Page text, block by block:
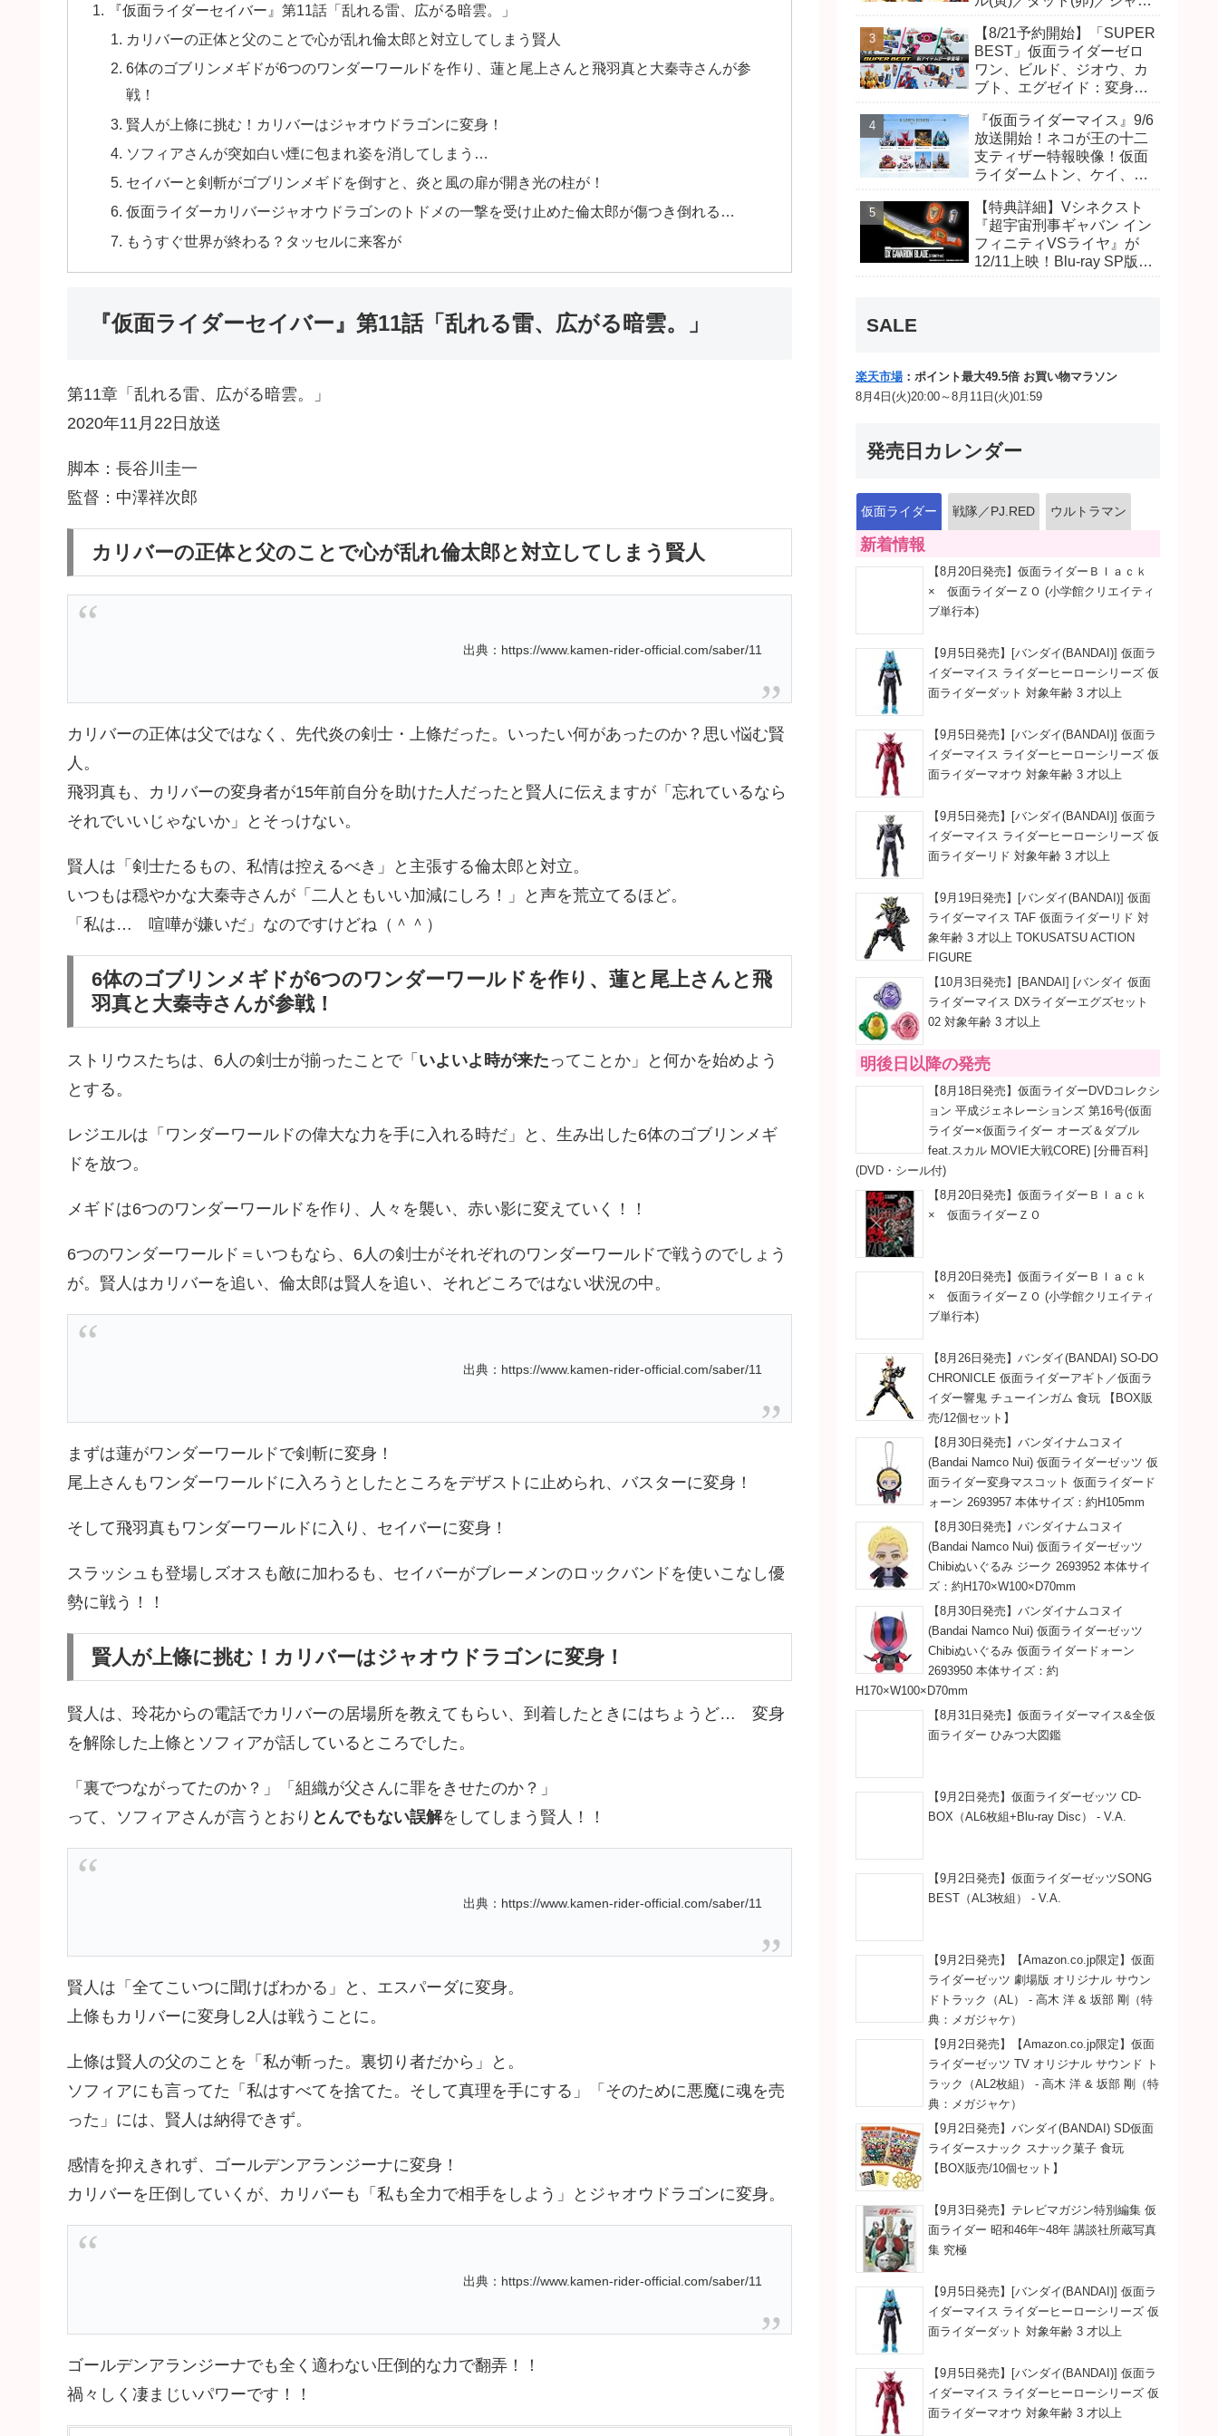
『仮面ライダーセイバー』第11話「乱れる雷、広がる暗雲。」
カリバーの正体と父のことで心が乱れ倫太郎と対立してしまう賢人
6体のゴブリンメギドが6つのワンダーワールドを作り、蓮と尾上さんと飛羽真と大秦寺さんが参
戦！
賢人が上條に挑む！カリバーはジャオウドラゴンに変身！
ソフィアさんが突如白い煙に包まれ姿を消してしまう…
セイバーと剣斬がゴブリンメギドを倒すと、炎と風の扉が開き光の柱が！
仮面ライダーカリバージャオウドラゴンのトドメの一撃を受け止めた倫太郎が傷つき倒れる…
もうすぐ世界が終わる？タッセルに来客が
『仮面ライダーセイバー』第11話「乱れる雷、広がる暗雲。」
第11章「乱れる雷、広がる暗雲。」
2020年11月22日放送
脚本：長谷川圭一
監督：中澤祥次郎
カリバーの正体と父のことで心が乱れ倫太郎と対立してしまう賢人
出典：https://www.kamen-rider-official.com/saber/11
カリバーの正体は父ではなく、先代炎の剣士・上條だった。いったい何があったのか？思い悩む賢
人。
飛羽真も、カリバーの変身者が15年前自分を助けた人だったと賢人に伝えますが「忘れているなら
それでいいじゃないか」とそっけない。
賢人は「剣士たるもの、私情は控えるべき」と主張する倫太郎と対立。
いつもは穏やかな大秦寺さんが「二人ともいい加減にしろ！」と声を荒立てるほど。
「私は… 喧嘩が嫌いだ」なのですけどね（＾＾）
6体のゴブリンメギドが6つのワンダーワールドを作り、蓮と尾上さんと飛
羽真と大秦寺さんが参戦！
ストリウスたちは、6人の剣士が揃ったことで「 いよいよ時が来たってことか」と何かを始めよう
とする。
レジエルは「ワンダーワールドの偉大な力を手に入れる時だ」と、生み出した6体のゴブリンメギ
ドを放つ。
メギドは6つのワンダーワールドを作り、人々を襲い、赤い影に変えていく！！
6つのワンダーワールド＝いつもなら、6人の剣士がそれぞれのワンダーワールドで戦うのでしょう
が。賢人はカリバーを追い、倫太郎は賢人を追い、それどころではない状況の中。
出典：https://www.kamen-rider-official.com/saber/11
まずは蓮がワンダーワールドで剣斬に変身！
尾上さんもワンダーワールドに入ろうとしたところをデザストに止められ、バスターに変身！
そして飛羽真もワンダーワールドに入り、セイバーに変身！
スラッシュも登場しズオスも敵に加わるも、セイバーがブレーメンのロックバンドを使いこなし優
勢に戦う！！
賢人が上條に挑む！カリバーはジャオウドラゴンに変身！
賢人は、玲花からの電話でカリバーの居場所を教えてもらい、到着したときにはちょうど… 変身
を解除した上條とソフィアが話しているところでした。
「裏でつながってたのか？」「組織が父さんに罪をきせたのか？」
って、ソフィアさんが言うとおり とんでもない誤解をしてしまう賢人！！
出典：https://www.kamen-rider-official.com/saber/11
賢人は「全てこいつに聞けばわかる」と、エスパーダに変身。
上條もカリバーに変身し2人は戦うことに。
上條は賢人の父のことを「私が斬った。裏切り者だから」と。
ソフィアにも言ってた「私はすべてを捨てた。そして真理を手にする」「そのために悪魔に魂を売
った」には、賢人は納得できず。
感情を抑えきれず、ゴールデンアランジーナに変身！
カリバーを圧倒していくが、カリバーも「私も全力で相手をしよう」とジャオウドラゴンに変身。
出典：https://www.kamen-rider-official.com/saber/11
ゴールデンアランジーナでも全く適わない圧倒的な力で翻弄！！
禍々しく凄まじいパワーです！！
尾達臣のキャストが発表！
トリガーのアキト金子隼也
さんも変身！
【8/21予約開始】「SUPER
BEST」仮面ライダーゼロ
ワン、ビルド、ジオウ、カ
ブト、エグゼイド：変身ベ
ー、DXネオディケイドライ
バー、DXホッパーゼクター
ほか12点！
『仮面ライダーマイス』9/6
放送開始！ネコが王の十二
支ティザー特報映像！仮面
ライダームトン、ケイ、ヴ
開！ライダーは子丑寅卯辰
巳午未申酉戌亥猫猫の14
人⁉
【特典詳細】Vシネクスト
『超宇宙刑事ギャバン イン
フィニティVSライヤ』が
12/11上映！Blu-ray SP版は
SALE
楽天市場 ：ポイント最大49.5倍 お買い物マラソン
8月4日(火)20:00～8月11日(火)01:59
発売日カレンダー
仮面ライダー 戦隊／PJ.RED ウルトラマン
新着情報
【8月20日発売】仮面ライダーＢｌａｃｋ
× 仮面ライダーＺＯ (小学館クリエイティ
ブ単行本)
【9月5日発売】[バンダイ(BANDAI)] 仮面ラ
イダーマイス ライダーヒーローシリーズ 仮
面ライダーダット 対象年齢 3 才以上
【9月5日発売】[バンダイ(BANDAI)] 仮面ラ
イダーマイス ライダーヒーローシリーズ 仮
面ライダーマオウ 対象年齢 3 才以上
【9月5日発売】[バンダイ(BANDAI)] 仮面ラ
イダーマイス ライダーヒーローシリーズ 仮
面ライダーリド 対象年齢 3 才以上
【9月19日発売】[バンダイ(BANDAI)] 仮面
ライダーマイス TAF 仮面ライダーリド 対
象年齢 3 才以上 TOKUSATSU ACTION
FIGURE
【10月3日発売】[BANDAI] [バンダイ 仮面
ライダーマイス DXライダーエグズセット
02 対象年齢 3 才以上
明後日以降の発売
【8月18日発売】仮面ライダーDVDコレクシ
ョン 平成ジェネレーションズ 第16号(仮面
ライダー×仮面ライダー オーズ＆ダブル
feat.スカル MOVIE大戦CORE) [分冊百科]
(DVD・シール付)
【8月20日発売】仮面ライダーＢｌａｃｋ
× 仮面ライダーＺＯ
【8月20日発売】仮面ライダーＢｌａｃｋ
× 仮面ライダーＺＯ (小学館クリエイティ
ブ単行本)
【8月26日発売】バンダイ(BANDAI) SO-DO
CHRONICLE 仮面ライダーアギト／仮面ラ
イダー響鬼 チューインガム 食玩 【BOX販
売/12個セット】
【8月30日発売】バンダイナムコヌイ
(Bandai Namco Nui) 仮面ライダーゼッツ 仮
面ライダー変身マスコット 仮面ライダード
ォーン 2693957 本体サイズ：約H105mm
【8月30日発売】バンダイナムコヌイ
(Bandai Namco Nui) 仮面ライダーゼッツ
Chibiぬいぐるみ ジーク 2693952 本体サイ
ズ：約H170×W100×D70mm
【8月30日発売】バンダイナムコヌイ
(Bandai Namco Nui) 仮面ライダーゼッツ
Chibiぬいぐるみ 仮面ライダードォーン
2693950 本体サイズ：約
H170×W100×D70mm
【8月31日発売】仮面ライダーマイス&全仮
面ライダー ひみつ大図鑑
【9月2日発売】仮面ライダーゼッツ CD-
BOX（AL6枚組+Blu-ray Disc） - V.A.
【9月2日発売】仮面ライダーゼッツSONG
BEST（AL3枚組） - V.A.
【9月2日発売】【Amazon.co.jp限定】仮面
ライダーゼッツ 劇場版 オリジナル サウン
ドトラック（AL） - 高木 洋 & 坂部 剛（特
典：メガジャケ）
【9月2日発売】【Amazon.co.jp限定】仮面
ライダーゼッツ TV オリジナル サウンド ト
ラック（AL2枚組） - 高木 洋 & 坂部 剛（特
典：メガジャケ）
【9月2日発売】バンダイ(BANDAI) SD仮面
ライダースナック スナック菓子 食玩
【BOX販売/10個セット】
【9月3日発売】テレビマガジン特別編集 仮
面ライダー 昭和46年~48年 講談社所蔵写真
集 究極
【9月5日発売】[バンダイ(BANDAI)] 仮面ラ
イダーマイス ライダーヒーローシリーズ 仮
面ライダーダット 対象年齢 3 才以上
【9月5日発売】[バンダイ(BANDAI)] 仮面ラ
イダーマイス ライダーヒーローシリーズ 仮
面ライダーマオウ 対象年齢 3 才以上